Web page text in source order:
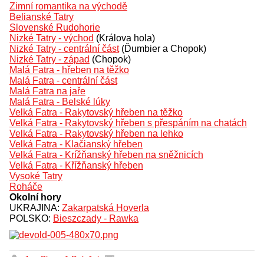
Zimní romantika na východě
Belianské Tatry
Slovenské Rudohorie
Nizké Tatry - východ (Králova hola)
Nizké Tatry - centrální část(Ďumbier a Chopok)
Nizké Tatry - západ (Chopok)
Malá Fatra - hřeben na těžko
Malá Fatra - centrální část
Malá Fatra na jaře
Malá Fatra - Belské lúky
Velká Fatra - Rakytovský hřeben na těžko
Velká Fatra - Rakytovský hřeben s přespáním na chatách
Velká Fatra - Rakytovský hřeben na lehko
Velká Fatra - Klačianský hřeben
Velká Fatra - Krížňanský hřeben na sněžnicích
Velká Fatra - Křížňanský hřeben
Vysoké Tatry
Roháče
Okolní hory
UKRAJINA: Zakarpatská Hoverla
POLSKO: Bieszczady - Rawka